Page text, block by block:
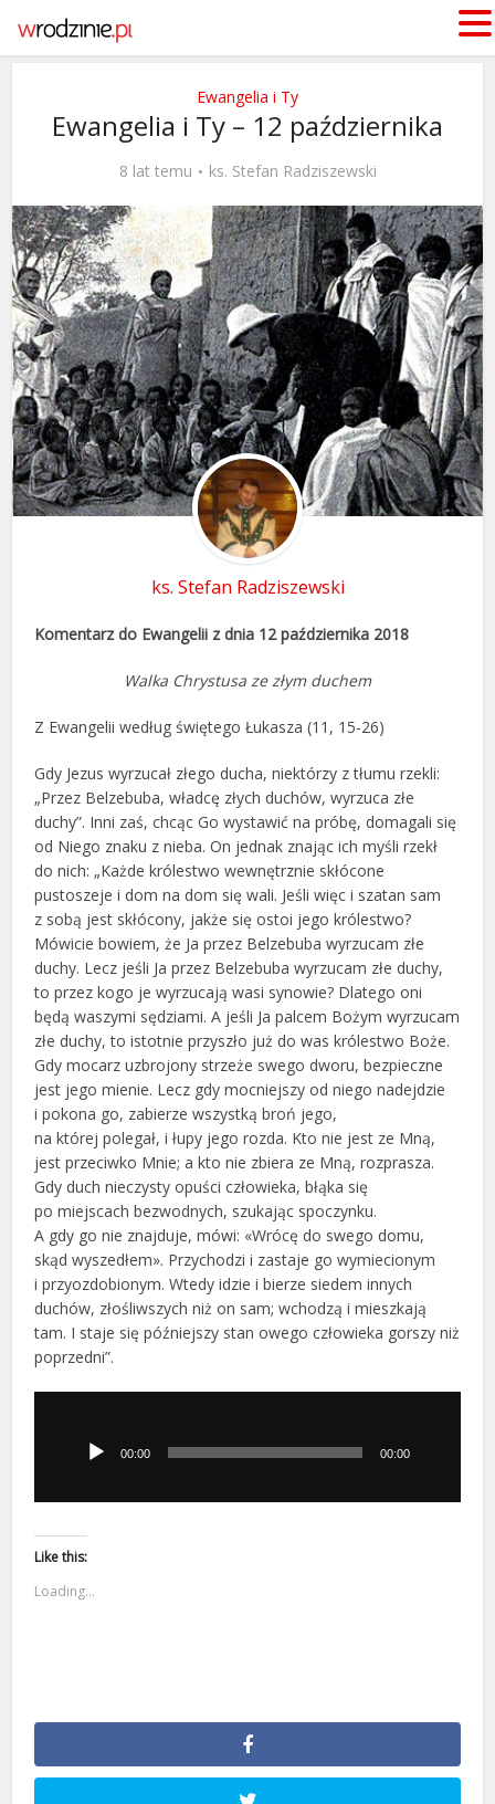
Ewangelia i Ty
Ewangelia i Ty – 12 października
8 lat temu ks. Stefan Radziszewski
ks. Stefan Radziszewski
Komentarz do Ewangelii z dnia 12 października 2018
Walka Chrystusa ze złym duchem
Z Ewangelii według świętego Łukasza (11, 15-26)
Gdy Jezus wyrzucał złego ducha, niektórzy z tłumu rzekli:
„Przez Belzebuba, władcę złych duchów, wyrzuca złe
duchy”. Inni zaś, chcąc Go wystawić na próbę, domagali się
od Niego znaku z nieba. On jednak znając ich myśli rzekł
do nich: „Każde królestwo wewnętrznie skłócone
pustoszeje i dom na dom się wali. Jeśli więc i szatan sam
z sobą jest skłócony, jakże się ostoi jego królestwo?
Mówicie bowiem, że Ja przez Belzebuba wyrzucam złe
duchy. Lecz jeśli Ja przez Belzebuba wyrzucam złe duchy,
to przez kogo je wyrzucają wasi synowie? Dlatego oni
będą waszymi sędziami. A jeśli Ja palcem Bożym wyrzucam
złe duchy, to istotnie przyszło już do was królestwo Boże.
Gdy mocarz uzbrojony strzeże swego dworu, bezpieczne
jest jego mienie. Lecz gdy mocniejszy od niego nadejdzie
i pokona go, zabierze wszystką broń jego,
na której polegał, i łupy jego rozda. Kto nie jest ze Mną,
jest przeciwko Mnie; a kto nie zbiera ze Mną, rozprasza.
Gdy duch nieczysty opuści człowieka, błąka się
po miejscach bezwodnych, szukając spoczynku.
A gdy go nie znajduje, mówi: «Wrócę do swego domu,
skąd wyszedłem». Przychodzi i zastaje go wymiecionym
i przyozdobionym. Wtedy idzie i bierze siedem innych
duchów, złośliwszych niż on sam; wchodzą i mieszkają
tam. I staje się późniejszy stan owego człowieka gorszy niż
poprzedni”.
dźwiękowych00:00 00:00
Like this:
Loading...